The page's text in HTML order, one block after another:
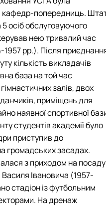
кафедр-попередниць.
5 осіб обслуговуючого
нею тривалий час
1957 рр.). Після
кількість викладачів
база на той час
залів, двох
приміщень для
наявної спортивної
студентів академії було
приступив до
громадських засадах.
з приходом на посаду
Івановича (1957-
стадіон із футбольним
На дренаж